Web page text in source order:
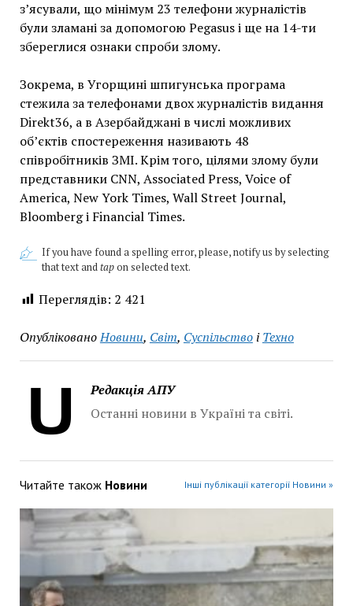
з’ясували, що мінімум 23 телефони журналістів
були зламані за допомогою Pegasus і ще на 14-ти
збереглися ознаки спроби злому.
Зокрема, в Угорщині шпигунська програма
стежила за телефонами двох журналістів видання
Direkt36, а в Азербайджані в числі можливих
об’єктів спостереження називають 48
співробітників ЗМІ. Крім того, цілями злому були
представники CNN, Associated Press, Voice of
America, New York Times, Wall Street Journal,
Bloomberg і Financial Times.
If you have found a spelling error, please, notify us by selecting
that text andtapon selected text.
Переглядів: 2 421
ОпублікованоНовини, Світ, СуспільствоіТехно
Редакція АПУ
Останні новини в Україні та світі.
Читайте також Новини Інші публікації категорії Новини »